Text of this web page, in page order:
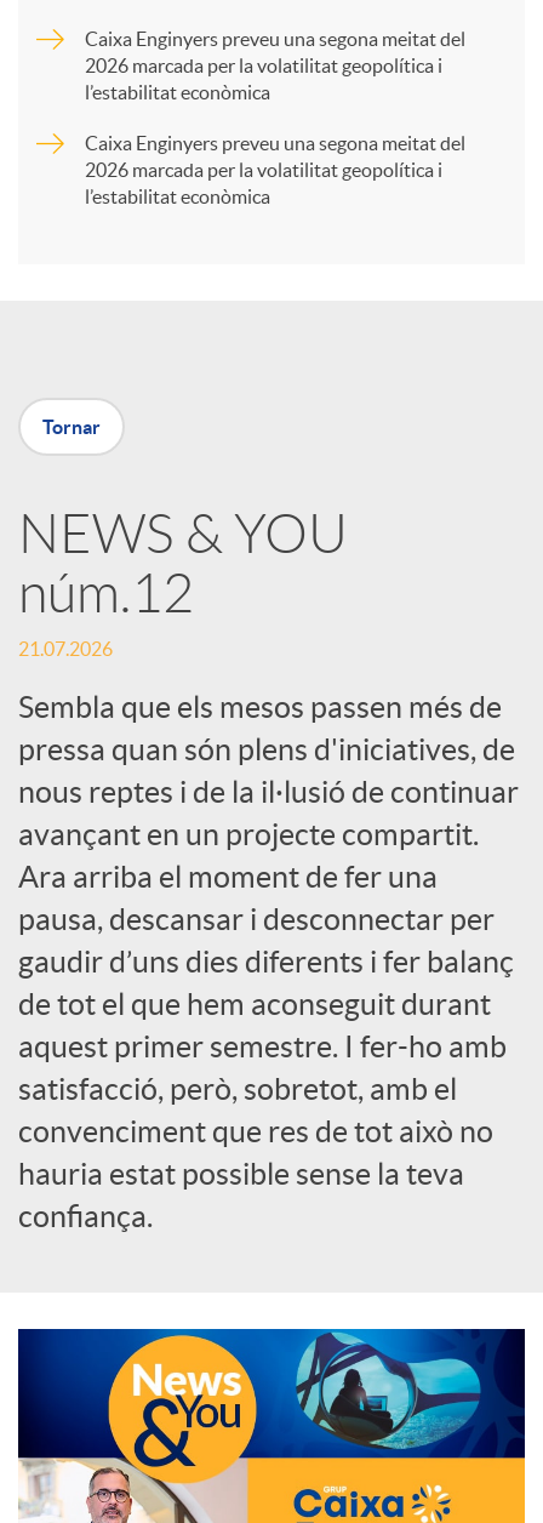
a
a
r
x
e
s
S
o
c
i
l
s
Caixa Enginyers preveu una segona meitat del
2026 marcada per la volatilitat geopolítica i
l’estabilitat econòmica
Caixa Enginyers preveu una segona meitat del
2026 marcada per la volatilitat geopolítica i
l’estabilitat econòmica
Tornar
NEWS & YOU
núm.12
21.07.2026
Sembla que els mesos passen més de
pressa quan són plens d'iniciatives, de
nous reptes i de la il·lusió de continuar
avançant en un projecte compartit.
Ara arriba el moment de fer una
pausa, descansar i desconnectar per
gaudir d’uns dies diferents i fer balanç
de tot el que hem aconseguit durant
aquest primer semestre. I fer-ho amb
satisfacció, però, sobretot, amb el
convenciment que res de tot això no
hauria estat possible sense la teva
confiança.